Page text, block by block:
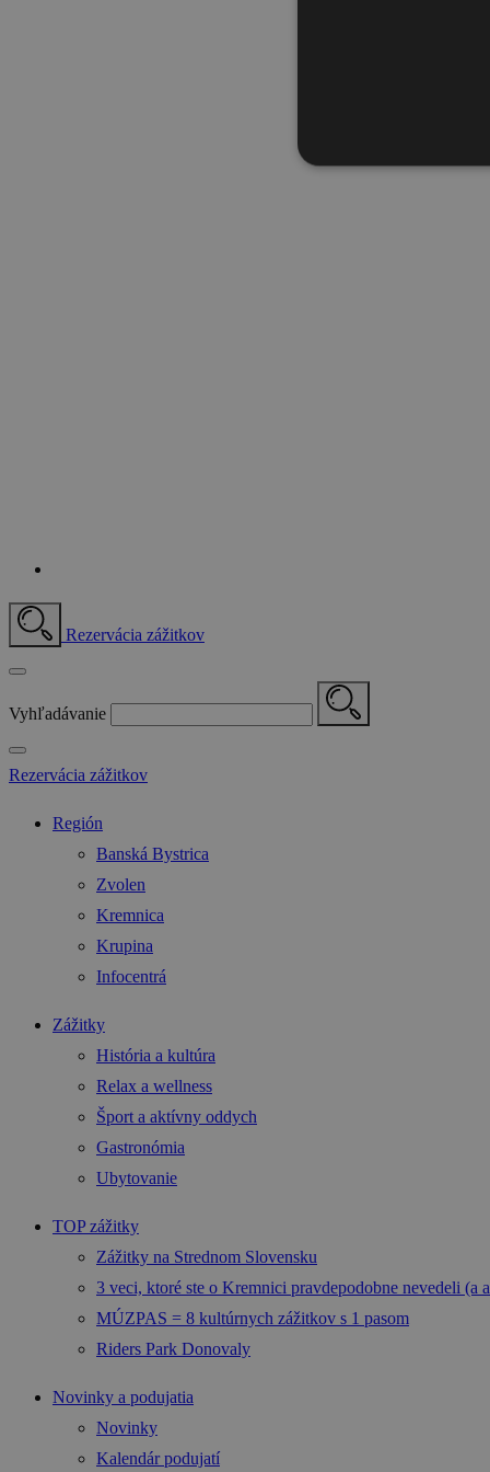
Rezervácia zážitkov
Vyhľadávanie
Rezervácia zážitkov
Región
Banská Bystrica
Zvolen
Kremnica
Krupina
Infocentrá
Zážitky
História a kultúra
Relax a wellness
Šport a aktívny oddych
Gastronómia
Ubytovanie
TOP zážitky
Zážitky na Strednom Slovensku
3 veci, ktoré ste o Kremnici pravdepodobne nevedeli (a
MÚZPAS = 8 kultúrnych zážitkov s 1 pasom
Riders Park Donovaly
Novinky a podujatia
Novinky
Kalendár podujatí